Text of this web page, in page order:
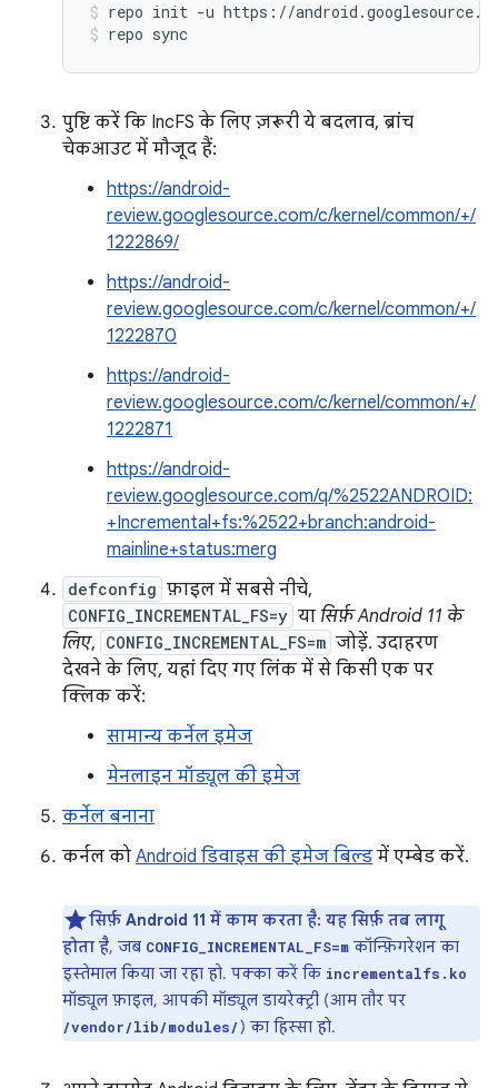
repo init -u https://
repo sync
पुष्टि करें कि IncFS के लिए ज़रूरी ये बदलाव, ब्रांच
चेकआउट में मौजूद हैं:
https://android-
review.googlesource.com/c/kernel/common/+/
1222869/
https://android-
review.googlesource.com/c/kernel/common/+/
1222870
https://android-
review.googlesource.com/c/kernel/common/+/
1222871
https://android-
review.googlesource.com/q/%2522ANDROID:
+Incremental+fs:%2522+branch:android-
mainline+status:merg
defconfig फ़ाइल में सबसे नीचे,
CONFIG_INCREMENTAL_FS=y या सिर्फ़ Android 11 के
लिए, CONFIG_INCREMENTAL_FS=m जोड़ें. उदाहरण
देखने के लिए, यहां दिए गए लिंक में से किसी एक पर
क्लिक करें:
सामान्य कर्नेल इमेज
मेनलाइन मॉड्यूल की इमेज
कर्नेल बनाना
कर्नल को Android डिवाइस की इमेज बिल्ड में एम्बेड करें.
सिर्फ़ Android 11 में काम करता है: यह सिर्फ़ तब लागू
होता है, जब CONFIG_INCREMENTAL_FS=m कॉन्फ़िगरेशन का
इस्तेमाल किया जा रहा हो. पक्का करें कि incrementalfs.ko
मॉड्यूल फ़ाइल, आपकी मॉड्यूल डायरेक्ट्री (आम तौर पर
/vendor/lib/modules/) का हिस्सा हो.